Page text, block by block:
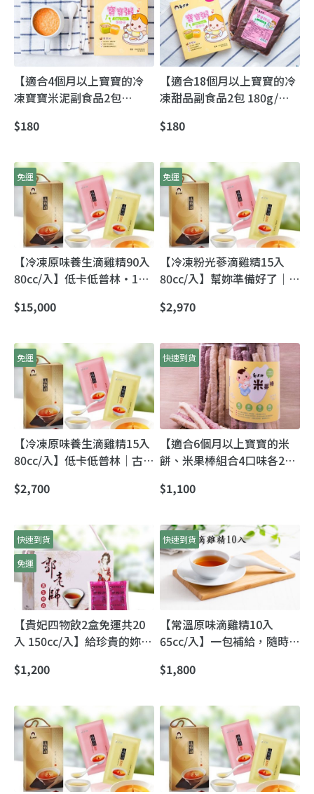
【適合4個月以上寶寶的冷
凍寶寶米泥副食品2包
的寶寶
$180
【適合18個月以上寶寶的冷
凍甜品副食品2包 180g/
｜正餐後安心加點
$180
免運
【冷凍原味養生滴雞精90入
80cc/入】低卡低普林・15
速成，只求每一口都講究
$15,000
免運
【冷凍粉光蔘滴雞精15入
80cc/入】幫妳準備好了｜
水」滴雞精＋粉光蔘，忙碌
$2,970
免運
【冷凍原味養生滴雞精15入
80cc/入】低卡低普林｜古法
$2,700
快速到貨
【適合6個月以上寶寶的米
餅、米果棒組合4口味各2罐
香味 寶寶愛吃媽媽安心
$1,100
快速到貨
免運
【貴妃四物飲2盒免運共20
入 150cc/入】給珍貴的妳｜
每個月的日子
$1,200
快速到貨
【常溫原味滴雞精10入
65cc/入】一包補給，隨時上
$1,800